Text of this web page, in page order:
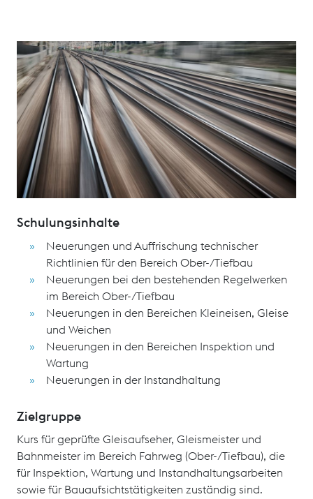
Das Seminar stellt den jährlichen technischen
Wissenstransfer im Bereich Fahrweg (Ober-/Tiefbau) für
alle Eisenbahnverkehrsunternehmen (EVU) und
Gleisbaufirmen sicher und vermittelt wesentliche
technische Neuerungen bei den bestehenden
technischen Richtlinien und Regelwerken sowie in den
Bereichen Inspektion, Wartung und Instandhaltung.
Schulungsinhalte
Neuerungen und Auffrischung technischer
Richtlinien für den Bereich Ober-/Tiefbau
Neuerungen bei den bestehenden Regelwerken
im Bereich Ober-/Tiefbau
Neuerungen in den Bereichen Kleineisen, Gleise
und Weichen
Neuerungen in den Bereichen Inspektion und
Wartung
Neuerungen in der Instandhaltung
Zielgruppe
Kurs für geprüfte Gleisaufseher, Gleismeister und
Bahnmeister im Bereich Fahrweg (Ober-/Tiefbau), die
für Inspektion, Wartung und Instandhaltungsarbeiten
sowie für Bauaufsichtstätigkeiten zuständig sind.